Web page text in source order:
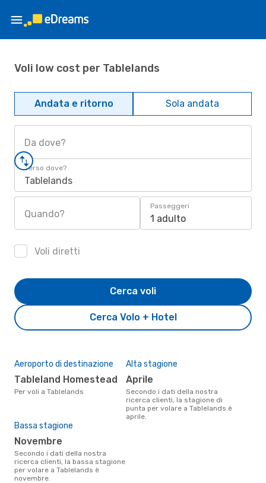
Voli low cost per Tablelands
Andata e ritorno Sola andata
Da dove?
Verso dove?
Tablelands
Quando?
Passeggeri
1 adulto
Voli diretti
Cerca Volo + Hotel
Cerca voli
Aeroporto di destinazione
Tableland Homestead
Per voli a Tablelands
Alta stagione
aprile
Secondo i dati della nostra
ricerca clienti, la stagione di
punta per volare a Tablelands è
aprile.
Bassa stagione
novembre
Secondo i dati della nostra
ricerca clienti, la bassa stagione
per volare a Tablelands è
novembre.